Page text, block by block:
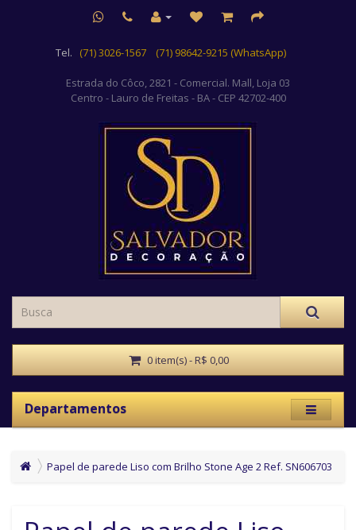
Tel. (71) 3026-1567 (71) 98642-9215 (WhatsApp)
Estrada do Côco, 2821 - Comercial. Mall, Loja 03
Centro - Lauro de Freitas - BA - CEP 42702-400
0 item(s) - R$ 0,00
Departamentos
Papel de parede Liso com Brilho Stone Age 2 Ref. SN606703